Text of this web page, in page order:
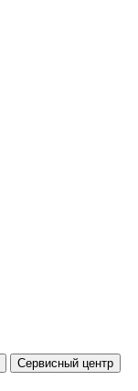
Сервисный центр